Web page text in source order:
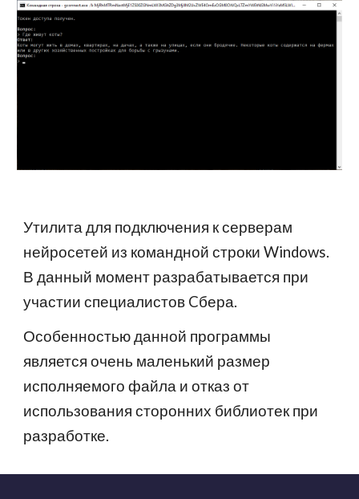
Утилита для подключения к серверам
нейросетей из командной строки Windows.
В данный момент разрабатывается при
участии специалистов Cбера.
Особенностью данной программы
является очень маленький размер
исполняемого файла и отказ от
использования сторонних библиотек при
разработке.